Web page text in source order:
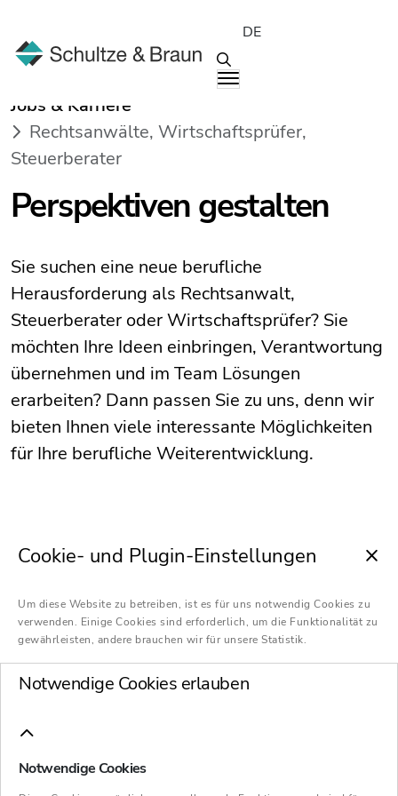
DE
Jobs & Karriere
Rechtsanwälte, Wirtschaftsprüfer,
Steuerberater
Perspektiven gestalten
Sie suchen eine neue berufliche
Herausforderung als Rechtsanwalt,
Steuerberater oder Wirtschaftsprüfer? Sie
möchten Ihre Ideen einbringen, Verantwortung
übernehmen und im Team Lösungen
erarbeiten? Dann passen Sie zu uns, denn wir
bieten Ihnen viele interessante Möglichkeiten
für Ihre berufliche Weiterentwicklung.
Derzeit offene Stellen
Cookie- und Plugin-Einstellungen
Um diese Website zu betreiben, ist es für uns notwendig Cookies zu
verwenden. Einige Cookies sind erforderlich, um die Funktionalität zu
gewährleisten, andere brauchen wir für unsere Statistik.
Notwendige Cookies erlauben
Notwendige Cookies